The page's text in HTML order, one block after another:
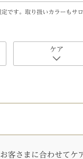
です。取り扱いカラーもサ
ケア
客さまに合わせてケ